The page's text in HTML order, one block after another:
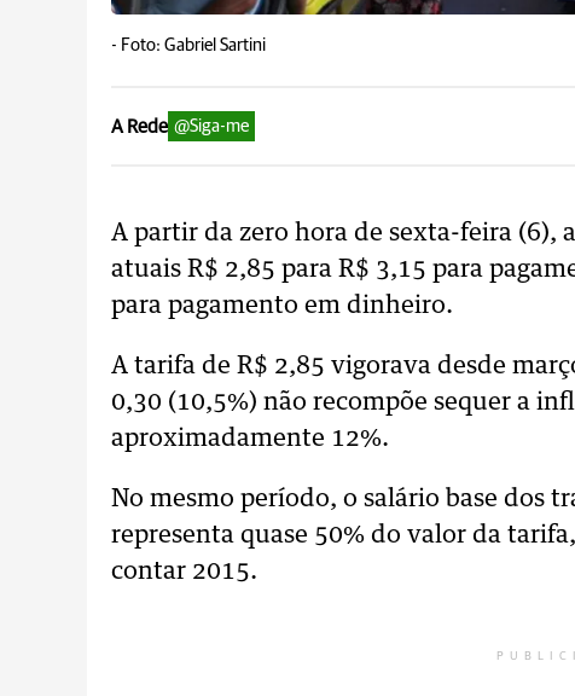
- Foto: Gabriel Sartini
A Rede @Siga-me
A partir da zero hora de sexta-feira (6),
atuais R$ 2,85 para R$ 3,15 para
para pagamento em dinheiro.
A tarifa de R$ 2,85 vigorava desde
0,30 (10,5%) não recompõe sequer a
aproximadamente 12%.
No mesmo período, o salário base dos
representa quase 50% do valor da
contar 2015.